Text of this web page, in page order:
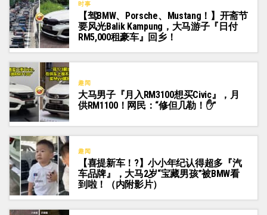
时事
【驾BMW、Porsche、Mustang！】开斋节
要风光Balik Kampung，大马游子『日付
RM5,000租豪车』回乡！
趣闻
大马男子『月入RM3100想买Civic』，月
供RM1100！网民：“修但几勒！✋”
趣闻
【喜提新车！?】小小年纪认得超多『汽
车品牌』，大马2岁“宝藏男孩”被BMW看
到啦！（内附影片）